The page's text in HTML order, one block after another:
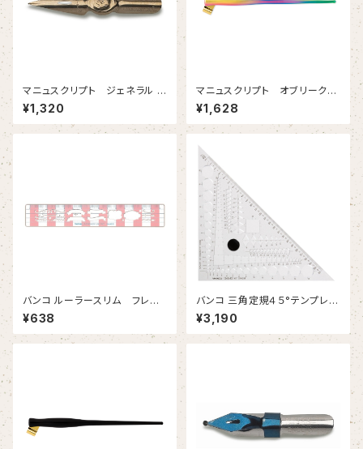
マニュスクリプト ジェネラル シ
ェイクスピア 2本入
¥1,320
マニュスクリプト オブリークホ
ルダー レインボーメタリック
¥1,628
バンコ ルーラースリム フレー
ム
¥638
バンコ 三角定規４５°テンプレー
トプラス
¥3,190